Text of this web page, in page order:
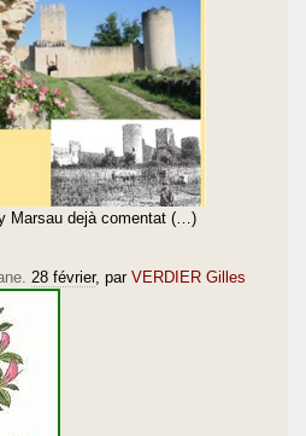
Marsau dejà comentat (…)
28 février, par VERDIER Gilles